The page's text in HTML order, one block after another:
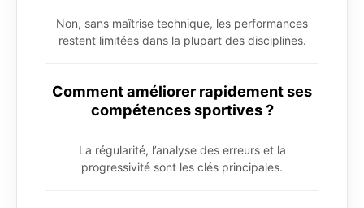
Non, sans maîtrise technique, les performances
restent limitées dans la plupart des disciplines.
Comment améliorer rapidement ses
compétences sportives ?
La régularité, l’analyse des erreurs et la
progressivité sont les clés principales.